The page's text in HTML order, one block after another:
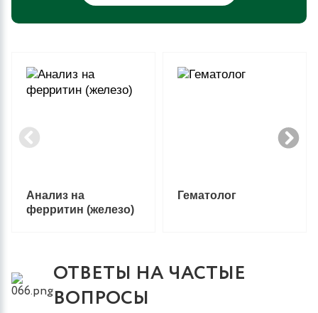
Анализ на
ферритин (железо)
Гематолог
ОТВЕТЫ НА ЧАСТЫЕ
ВОПРОСЫ